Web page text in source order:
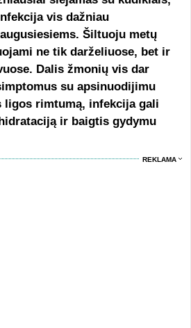
vis dažniau
Šiltuoju metų
ne tik darželiuose, bet ir
Dalis žmonių vis dar
su apsinuodijimu
ligos rimtumą, infekcija gali
ir baigtis gydymu
REKLAMA